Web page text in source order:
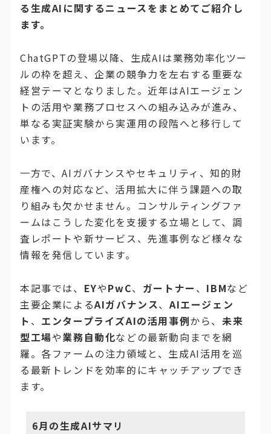
る生成AIに関するニュースをまとめてご紹介し
ます。
ChatGPTの登場以降、生成AIは業務効率化ツー
ルの枠を超え、企業の競争力を左右する重要な
経営テーマとなりました。近年はAIエージェン
トの活用や業務プロセスへの組み込みが進み、
単なる実証実験から実運用の段階へと移行して
います。
一方で、AIガバナンスやセキュリティ、知的財
産権への対応など、活用拡大に伴う課題への取
り組みも欠かせません。コンサルティングファ
ームはこうした変化を支援する立場として、調
査レポートや新サービス、先進事例など様々な
情報を発信しています。
本記事では、 EYやPwC、 ガートナー 、 IBMなど
主要企業によるAIガバナンス、AIエージェン
ト 、 エンタープライズAIの活用事例から、 未来
型工場や業務自動化などの最新動向までを網
羅。各ファームの注力領域と、生成AI活用を巡
る最新トレンドを効率的にキャッチアップでき
ます。
6月の生成AIサマリ